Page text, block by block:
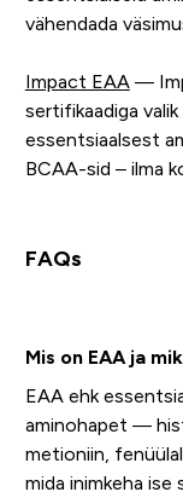
vähendada
Impact EAA—
sertifikaadiga
essentsiaalsest
BCAA-sid – ilma
FAQs
Mis on EAA ja
EAA ehk
aminohapet —
metioniin,
mida inimkeha ise